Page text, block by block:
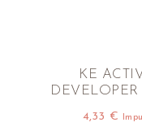
KE
4,33 €